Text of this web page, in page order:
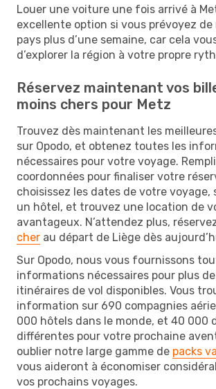
Louer une voiture une fois arrivé à
excellente option si vous prévoyez
pays plus d’une semaine, car cela
d’explorer la région à votre propre
Réservez maintenant vos
moins chers pour Metz
Trouvez dès maintenant les
sur Opodo, et obtenez toutes les
nécessaires pour votre voyage.
coordonnées pour finaliser votre
choisissez les dates de votre voyage,
un hôtel, et trouvez une location de
avantageux. N’attendez plus,
cher au départ de Liège dès
Sur Opodo, nous vous fournissons
informations nécessaires pour plus
itinéraires de vol disponibles. Vous
information sur 690 compagnies
000 hôtels dans le monde, et 40 000
différentes pour votre prochaine
oublier notre large gamme de packs
vous aideront à économiser
vos prochains voyages.